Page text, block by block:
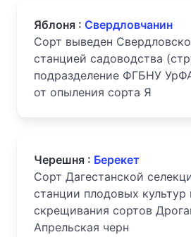
Яблоня : Свердловчанин
Сорт выведен
станцией садоводства
подразделение ФГБНУ
от опыления сорта Я
Черешня : Берекет
Сорт Дагестанской
станции плодовых культур
скрещивания сортов
Апрельская черн